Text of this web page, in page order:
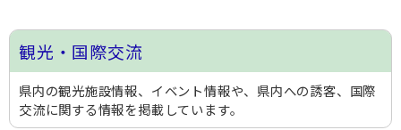
観光・国際交流
県内の観光施設情報、イベント情報や、県内への誘客、国際
交流に関する情報を掲載しています。